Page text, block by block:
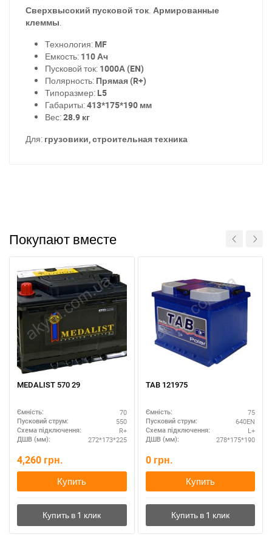
Сверхвысокий пусковой ток. Армированные
клеммы.
Технология: MF
Емкость: 110 Ач
Пусковой ток: 1000А (EN)
Полярность: Прямая (R+)
Типоразмер: L5
Габариты:413*175*190 мм
Вес:28.9 кг
Для: грузовики, строительная техника
Покупают вместе
MEDALIST 570 29
Ємність: 70
Пусковий струм: 550
Схема підключення: R+
ДШВ (мм): 272*173*225
4,260 грн.
Купить
TAB 121975
Ємність: 75
Пусковий струм: 640EN
Схема підключення: L+
ДШВ (мм): 278*175*190
0 грн.
Купить
За відсутності звязку - дзвоніть, пишіть у Viber / Telegram
(093) 600-51-11
Написати в Viber Написати в Telegram